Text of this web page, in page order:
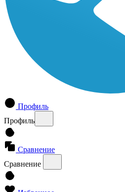
Профиль
Профиль
Сравнение
Сравнение